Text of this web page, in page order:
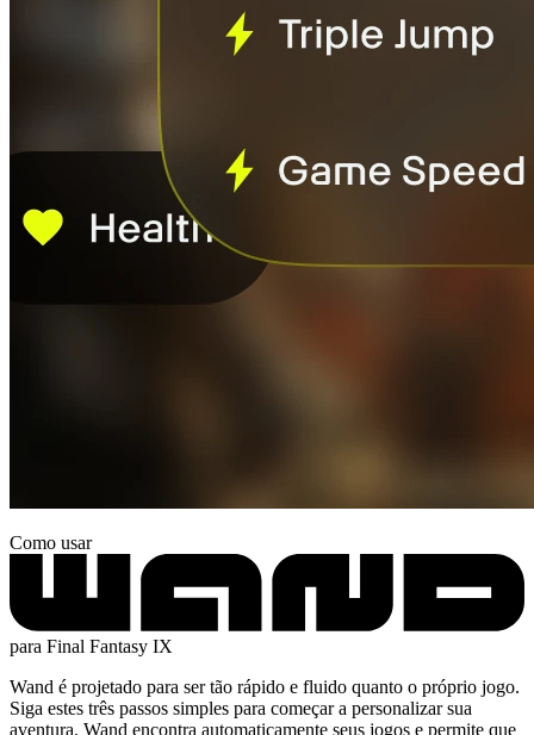
Como usar
para Final Fantasy IX
Wand é projetado para ser tão rápido e fluido quanto o próprio jogo.
Siga estes três passos simples para começar a personalizar sua
aventura. Wand encontra automaticamente seus jogos e permite que